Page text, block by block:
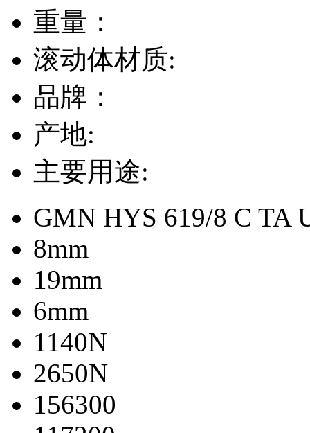
重量：
滚动体材质:
品牌：
产地:
主要用途:
GMN HYS 619/8 C TA
8mm
19mm
6mm
1140N
2650N
156300